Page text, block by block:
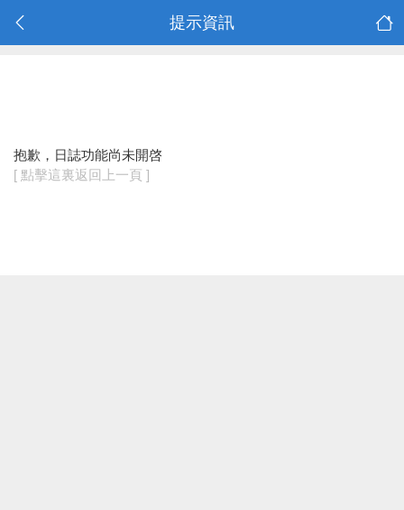
提示資訊
抱歉，日誌功能尚未開啓
[ 點擊這裏返回上一頁 ]